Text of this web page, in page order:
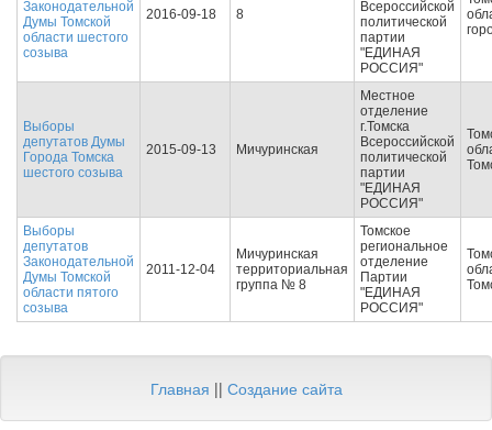
Законодательной
Думы Томской
области шестого
созыва
2016-09-18 8
Всероссийской
политической
партии
"ЕДИНАЯ
РОССИЯ"
Выборы
депутатов Думы
Города Томска
шестого созыва
2015-09-13 Мичуринская
Местное
отделение
г.Томска
Всероссийской
политической
партии
"ЕДИНАЯ
РОССИЯ"
Выборы
депутатов
Законодательной
Думы Томской
области пятого
созыва
2011-12-04
Мичуринская
территориальная
группа № 8
Томское
региональное
отделение
Партии
"ЕДИНАЯ
РОССИЯ"
Главная || Создание сайта